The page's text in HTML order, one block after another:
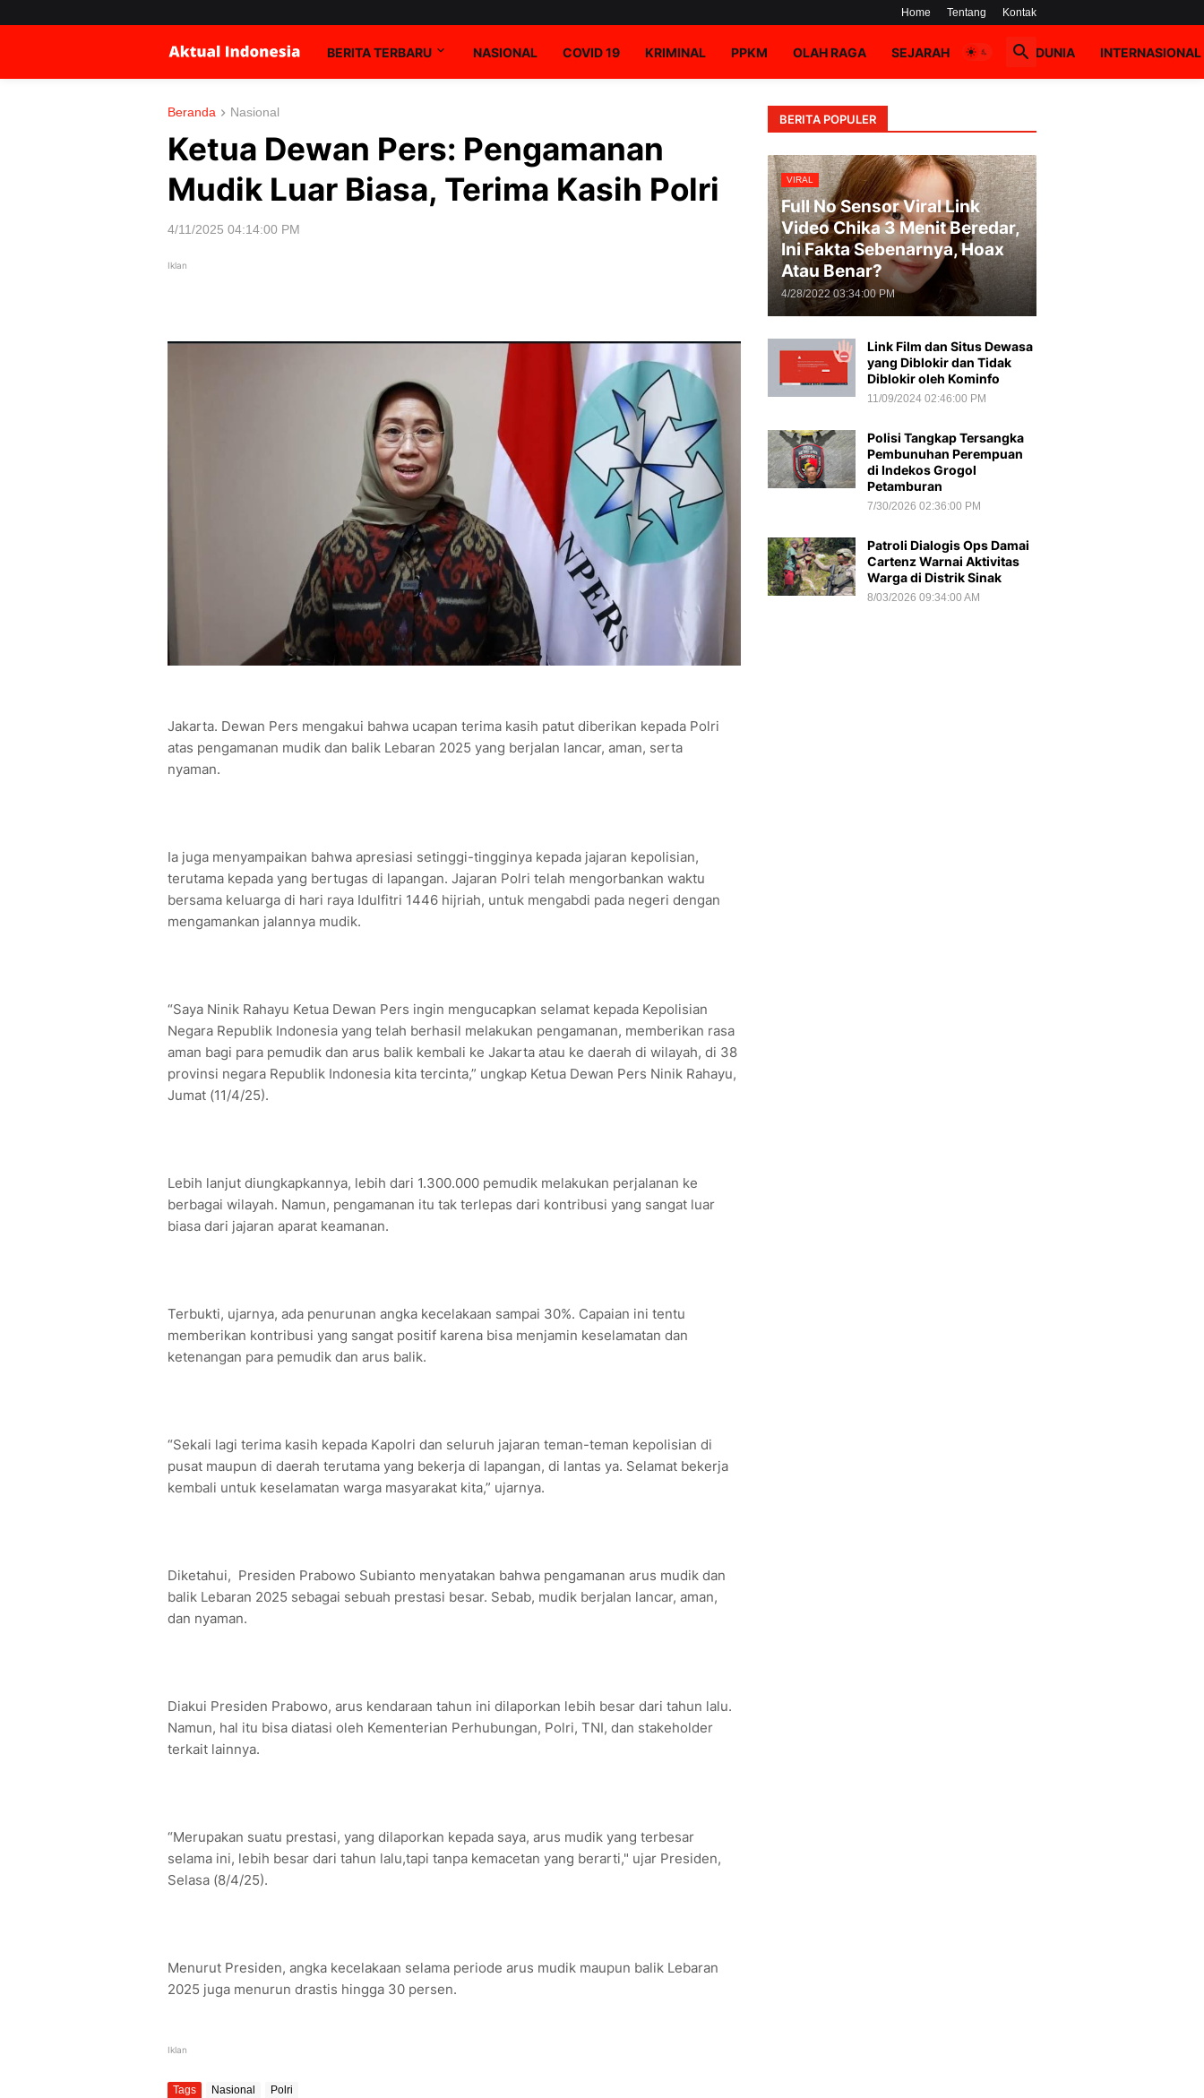
Home Tentang Kontak
BERITA TERBARU NASIONAL COVID 19 KRIMINAL PPKM OLAH RAGA SEJARAH HOAX DUNIA INTERNASIONAL
Beranda Nasional
Ketua Dewan Pers: Pengamanan
Mudik Luar Biasa, Terima Kasih Polri
4/11/2025 04:14:00 PM
Iklan
Jakarta. Dewan Pers mengakui bahwa ucapan terima kasih patut diberikan kepada Polri
atas pengamanan mudik dan balik Lebaran 2025 yang berjalan lancar, aman, serta
nyaman.
Ia juga menyampaikan bahwa apresiasi setinggi-tingginya kepada jajaran kepolisian,
terutama kepada yang bertugas di lapangan. Jajaran Polri telah mengorbankan waktu
bersama keluarga di hari raya Idulfitri 1446 hijriah, untuk mengabdi pada negeri dengan
mengamankan jalannya mudik.
“Saya Ninik Rahayu Ketua Dewan Pers ingin mengucapkan selamat kepada Kepolisian
Negara Republik Indonesia yang telah berhasil melakukan pengamanan, memberikan rasa
aman bagi para pemudik dan arus balik kembali ke Jakarta atau ke daerah di wilayah, di 38
provinsi negara Republik Indonesia kita tercinta,” ungkap Ketua Dewan Pers Ninik Rahayu,
Jumat (11/4/25).
Lebih lanjut diungkapkannya, lebih dari 1.300.000 pemudik melakukan perjalanan ke
berbagai wilayah. Namun, pengamanan itu tak terlepas dari kontribusi yang sangat luar
biasa dari jajaran aparat keamanan.
Terbukti, ujarnya, ada penurunan angka kecelakaan sampai 30%. Capaian ini tentu
memberikan kontribusi yang sangat positif karena bisa menjamin keselamatan dan
ketenangan para pemudik dan arus balik.
“Sekali lagi terima kasih kepada Kapolri dan seluruh jajaran teman-teman kepolisian di
pusat maupun di daerah terutama yang bekerja di lapangan, di lantas ya. Selamat bekerja
kembali untuk keselamatan warga masyarakat kita,” ujarnya.
Diketahui, Presiden Prabowo Subianto menyatakan bahwa pengamanan arus mudik dan
balik Lebaran 2025 sebagai sebuah prestasi besar. Sebab, mudik berjalan lancar, aman,
dan nyaman.
Diakui Presiden Prabowo, arus kendaraan tahun ini dilaporkan lebih besar dari tahun lalu.
Namun, hal itu bisa diatasi oleh Kementerian Perhubungan, Polri, TNI, dan stakeholder
terkait lainnya.
“Merupakan suatu prestasi, yang dilaporkan kepada saya, arus mudik yang terbesar
selama ini, lebih besar dari tahun lalu,tapi tanpa kemacetan yang berarti," ujar Presiden,
Selasa (8/4/25).
Menurut Presiden, angka kecelakaan selama periode arus mudik maupun balik Lebaran
2025 juga menurun drastis hingga 30 persen.
Iklan
Tags Nasional Polri
BERITA POPULER
VIRAL
Full No Sensor Viral Link
Video Chika 3 Menit Beredar,
Ini Fakta Sebenarnya, Hoax
Atau Benar?
4/28/2022 03:34:00 PM
Link Film dan Situs Dewasa
yang Diblokir dan Tidak
Diblokir oleh Kominfo
11/09/2024 02:46:00 PM
Polisi Tangkap Tersangka
Pembunuhan Perempuan
di Indekos Grogol
Petamburan
7/30/2026 02:36:00 PM
Patroli Dialogis Ops Damai
Cartenz Warnai Aktivitas
Warga di Distrik Sinak
8/03/2026 09:34:00 AM